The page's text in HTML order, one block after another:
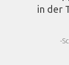
in der
-